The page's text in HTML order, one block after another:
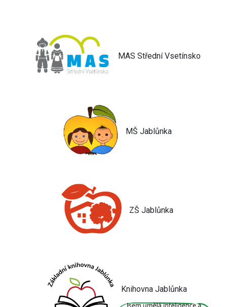
MAS Střední Vsetínsko
MŠ Jablůnka
ZŠ Jablůnka
Knihovna Jablůnka